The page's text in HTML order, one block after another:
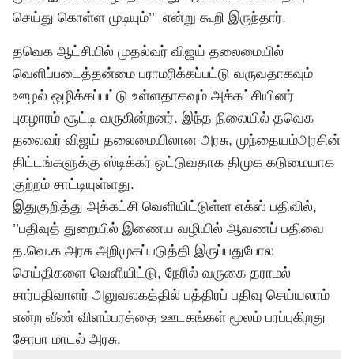
செய்து கொள்ள முடியும்’’ என்று கூறி இருந்தார்.
தவெக ஆட்சியில் முதல்வர் விஜய் தலைமையில்
வெளிப்படைத்தன்மை பராமரிக்கப்பட்டு வருவதாகவும்
ஊழல் ஒழிக்கப்பட்டு உள்ளதாகவும் அக்கட்சியினர்
புகழாரம் சூட்டி வருகின்றனர். இந்த நிலையில் தவெக
தலைவர் விஜய் தலைமையிலான அரசு, முந்தையம்அரசின்
திட்டங்களுக்கு ஸ்டிக்கர் ஒட்டுவதாக திமுக கடுமையாக
குற்றம் சாட்டியுள்ளது.
இதுகுறித்து அக்கட்சி வெளியிட்டுள்ள எக்ஸ் பதிவில்,
’’பதிவுத் துறையில் இணைய வழியில் ஆவணப் பதிவை
த.வெ.க அரசு அறிமுகப்படுத்தி இருப்பதுபோல
செய்திகளை வெளியிட்டு, நேரில் வருகை தராமல்
சார்பதிவாளர் அலுவலகத்தில் பத்திரப் பதிவு செய்யலாம்
என்ற வீண் விளம்பரத்தை ஊடகங்கள் மூலம் பரப்புகிறது
சோபா மாடல் அரசு.